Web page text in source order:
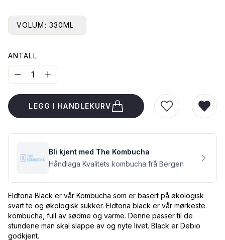
VOLUM: 330ML
ANTALL
LEGG I HANDLEKURV
LEGG TIL I
Bli kjent med The Kombucha
Håndlaga Kvalitets kombucha frå Bergen
Eldtona Black er vår Kombucha som er basert på økologisk
svart te og økologisk sukker. Eldtona black er vår mørkeste
kombucha, full av sødme og varme. Denne passer til de
stundene man skal slappe av og nyte livet. Black er Debio
godkjent.